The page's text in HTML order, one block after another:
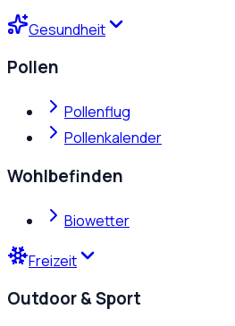
Gesundheit
Pollen
Pollenflug
Pollenkalender
Wohlbefinden
Biowetter
Freizeit
Outdoor & Sport